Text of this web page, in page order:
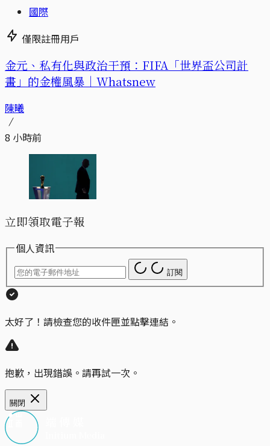
國際
僅限註冊用戶
金元、私有化與政治干預：FIFA「世界盃公司計
畫」的金權風暴｜Whatsnew
陳曦
8 小時前
立即領取電子報
個人資訊
訂閱
太好了！請檢查您的收件匣並點擊連結。
抱歉，出現錯誤。請再試一次。
關閉